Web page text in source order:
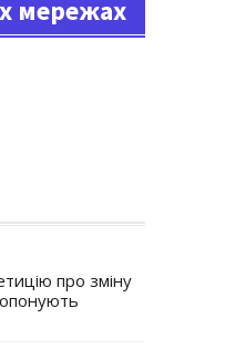
мережах
про зміну